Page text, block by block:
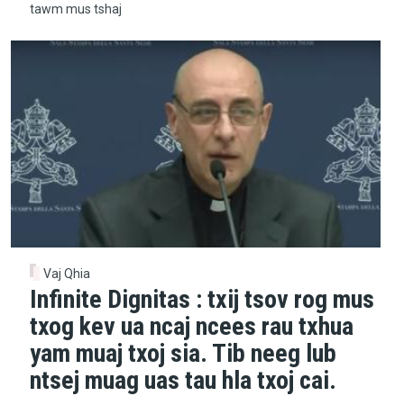
tawm mus tshaj
Vaj Qhia
Infinite Dignitas : txij tsov rog mus
txog kev ua ncaj ncees rau txhua
yam muaj txoj sia. Tib neeg lub
ntsej muag uas tau hla txoj cai.